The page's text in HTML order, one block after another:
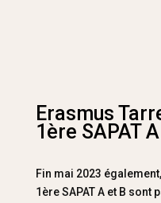
Erasmus
1ère SAPAT
Fin mai 2023
1ère SAPAT A et B sont